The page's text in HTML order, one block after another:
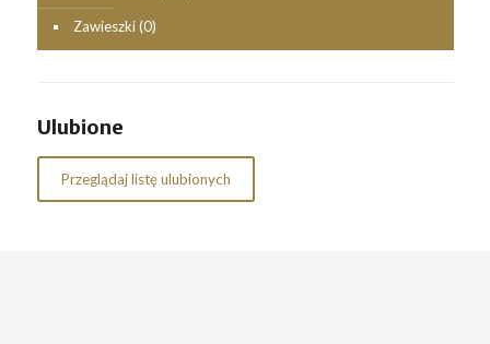
Zawieszki (0)
Ulubione
Przeglądaj listę ulubionych